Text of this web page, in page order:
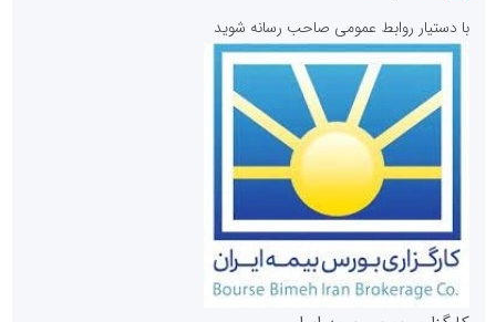
روابط عمومی خبرگزاری گزارش خبر
با دستیار روابط عمومی صاحب رسانه شوید